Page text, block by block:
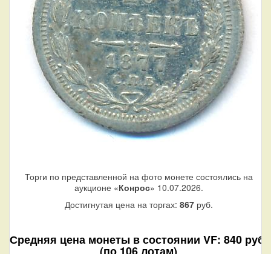
Торги по представленной на фото монете состоялись на
аукционе «Конрос» 10.07.2026.
Достигнутая цена на торгах: 867руб.
Средняя цена монеты в состоянии VF: 840 руб.
(по 106 лотам)